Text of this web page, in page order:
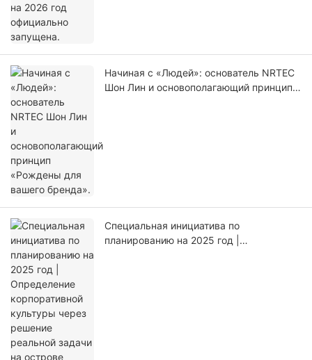
Начиная с «Людей»: основатель NRTEC
Шон Лин и основополагающий принцип
Специальная инициатива по
планированию на 2025 год |